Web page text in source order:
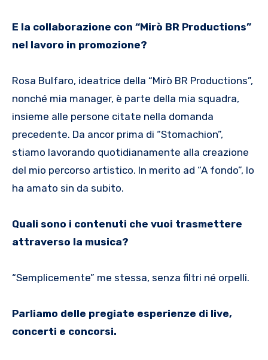
E la collaborazione con “Mirò BR Productions”
nel lavoro in promozione?
Rosa Bulfaro, ideatrice della “Mirò BR Productions”,
nonché mia manager, è parte della mia squadra,
insieme alle persone citate nella domanda
precedente. Da ancor prima di “Stomachion”,
stiamo lavorando quotidianamente alla creazione
del mio percorso artistico. In merito ad “A fondo”, lo
ha amato sin da subito.
Quali sono i contenuti che vuoi trasmettere
attraverso la musica?
“Semplicemente” me stessa, senza filtri né orpelli.
Parliamo delle pregiate esperienze di live,
concerti e concorsi.